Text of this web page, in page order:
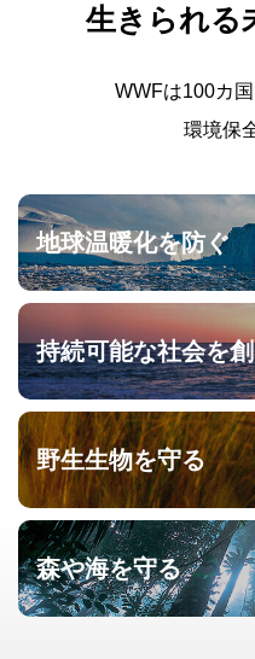
生きられる
WWFは100カ
環境保
地球温暖化を防ぐ
持続可能な社会を
野生生物を守る
森や海を守る